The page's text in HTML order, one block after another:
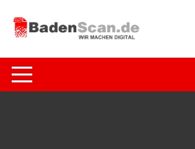
Inhalt
springen